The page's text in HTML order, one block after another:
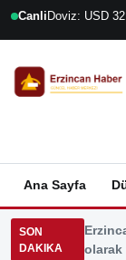
Canli Doviz: USD
Ana Sayfa
SON
DAKIKA
olarak